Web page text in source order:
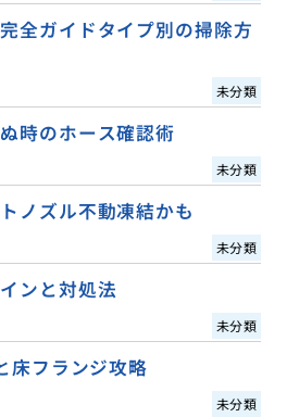
全ガイドタイプ別の掃除方
未分類
時のホース確認術
未分類
ノズル不動凍結かも
未分類
ンと対処法
未分類
床フランジ攻略
未分類